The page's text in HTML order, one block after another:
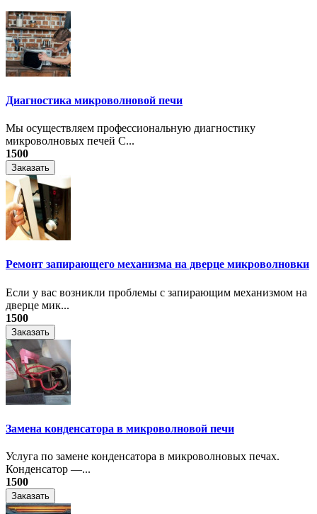
Диагностика микроволновой печи
Мы осуществляем профессиональную диагностику
микроволновых печей С...
1500
Заказать
Ремонт запирающего механизма на дверце микроволновки
Если у вас возникли проблемы с запирающим механизмом на
дверце мик...
1500
Заказать
Замена конденсатора в микроволновой печи
Услуга по замене конденсатора в микроволновых печах.
Конденсатор —...
1500
Заказать